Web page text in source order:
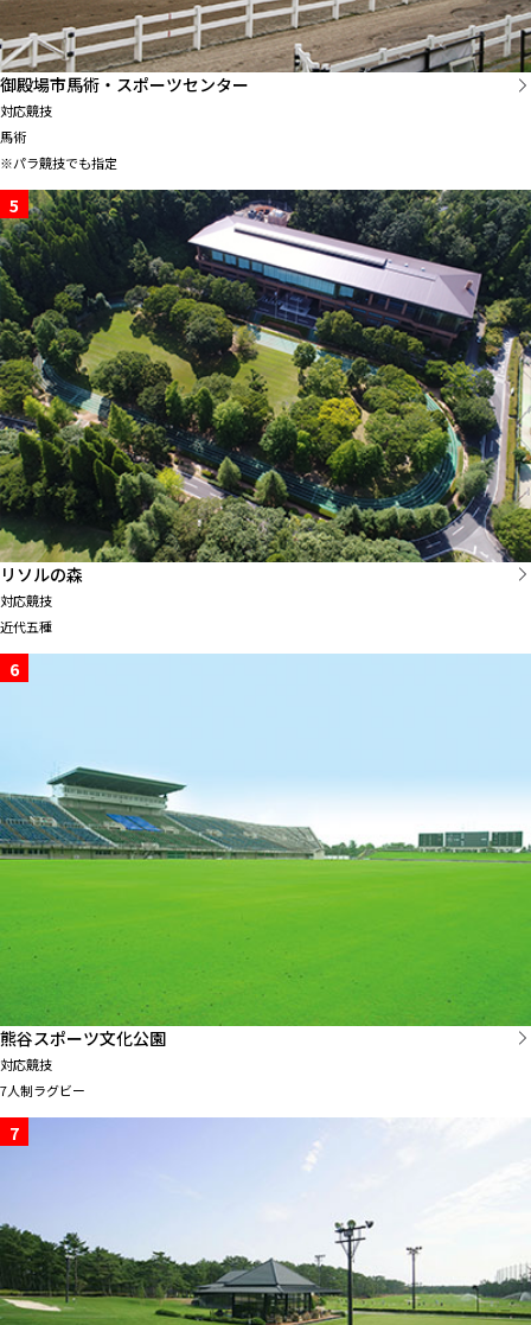
御殿場市馬術・スポーツセンター
対応競技
馬術
※パラ競技でも指定
5
リソルの森
対応競技
近代五種
6
熊谷スポーツ文化公園
対応競技
7人制ラグビー
7